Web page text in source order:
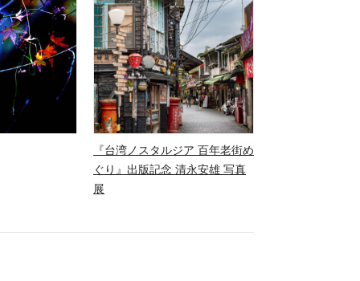
『台湾ノスタルジア 百年老街め
ぐり』出版記念 清永安雄 写真
展